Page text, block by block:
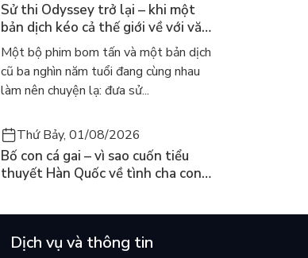
Sử thi Odyssey trở lại – khi một
bản dịch kéo cả thế giới về với văn
học kinh điển
Một bộ phim bom tấn và một bản dịch
cũ ba nghìn năm tuổi đang cùng nhau
làm nên chuyện lạ: đưa sử...
Thứ Bảy, 01/08/2026
Bố con cá gai – vì sao cuốn tiểu
thuyết Hàn Quốc về tình cha con
Dịch vụ và thông tin